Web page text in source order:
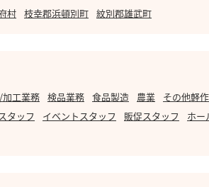
村 枝幸郡浜頓別町 紋別郡雄武町
工業務 検品業務 食品製造 農業 その他軽
タッフ イベントスタッフ 販促スタッフ ホー